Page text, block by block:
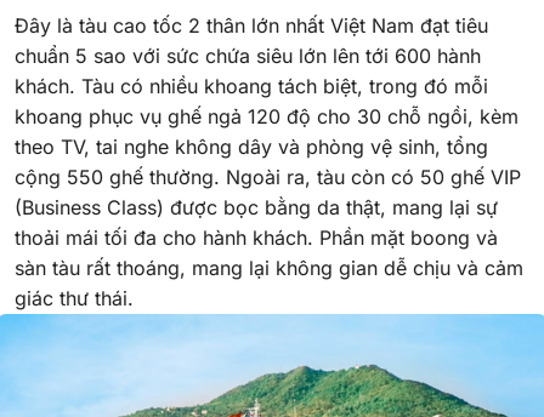
Đây là tàu cao tốc 2 thân lớn nhất Việt Nam đạt tiêu
chuẩn 5 sao với sức chứa siêu lớn lên tới 600 hành
khách. Tàu có nhiều khoang tách biệt, trong đó mỗi
khoang phục vụ ghế ngả 120 độ cho 30 chỗ ngồi, kèm
theo TV, tai nghe không dây và phòng vệ sinh, tổng
cộng 550 ghế thường. Ngoài ra, tàu còn có 50 ghế VIP
(Business Class) được bọc bằng da thật, mang lại sự
thoải mái tối đa cho hành khách. Phần mặt boong và
sàn tàu rất thoáng, mang lại không gian dễ chịu và cảm
giác thư thái.